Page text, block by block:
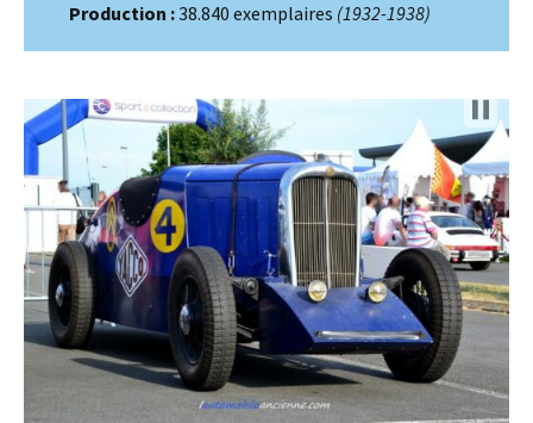
Production :38.840 exemplaires (1932-1938)